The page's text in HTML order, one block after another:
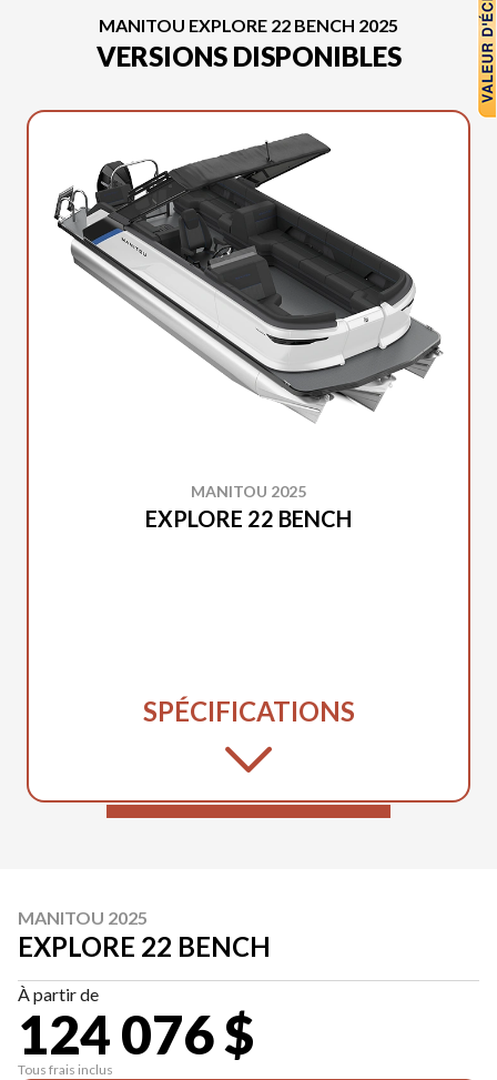
MANITOU EXPLORE 22 BENCH 2025
VERSIONS DISPONIBLES
MANITOU 2025
EXPLORE 22 BENCH
SPÉCIFICATIONS
MANITOU 2025
EXPLORE 22 BENCH
À partir de
124 076 $
Tous frais inclus